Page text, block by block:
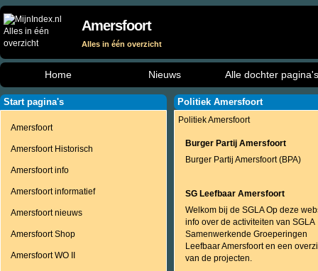
Amersfoort
Alles in één overzicht
Home Nieuws Alle dochter pagina's
Start pagina's
Amersfoort
Amersfoort Historisch
Amersfoort info
Amersfoort informatief
Amersfoort nieuws
Amersfoort Shop
Amersfoort WO II
Politiek Amersfoort
Politiek Amersfoort
Burger Partij Amersfoort
Burger Partij Amersfoort (BPA)
SG Leefbaar Amersfoort
Welkom bij de SGLA Op deze
info over de activiteiten van SGLA
Samenwerkende Groeperingen
Leefbaar Amersfoort en een
van de projecten.